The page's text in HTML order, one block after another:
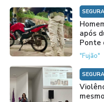
após
Ponte
"Fujão"